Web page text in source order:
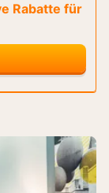
Rabatte für